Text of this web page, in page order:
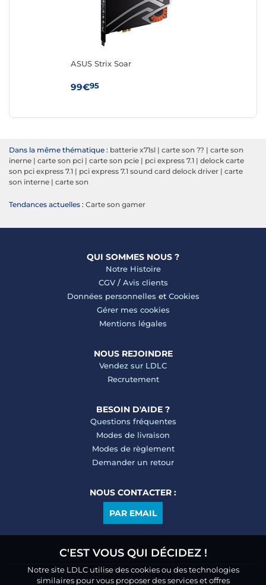
ASUS Strix Soar
99€95
Dans la même thématique : batterie x71sl | carte son ?? | carte son
inerne | carte son pci | carte son pcie | pci express 7.1 | delock carte
son pci express 7.1 | pci express 7.1 sound card delock driver | carte
son interne | carte son
Tendances actuelles : Carte son gamer
QUI SOMMES NOUS ?
Notre Histoire
CGV/ Avis clients
Données personnelles et Cookies
Gérer mes cookies
Mentions légales
NOUS REJOINDRE
Vendez sur LDLC
Recrutement
BESOIN D'AIDE ?
Questions fréquentes
Modes de livraison
Modes de règlement
Demander un retour
NOUS CONTACTER :
PAR EMAIL
C'EST VOUS QUI DÉCIDEZ !
Notre site LDLC utilise des cookies ou des technologies
similaires pour vous proposer des services et offres